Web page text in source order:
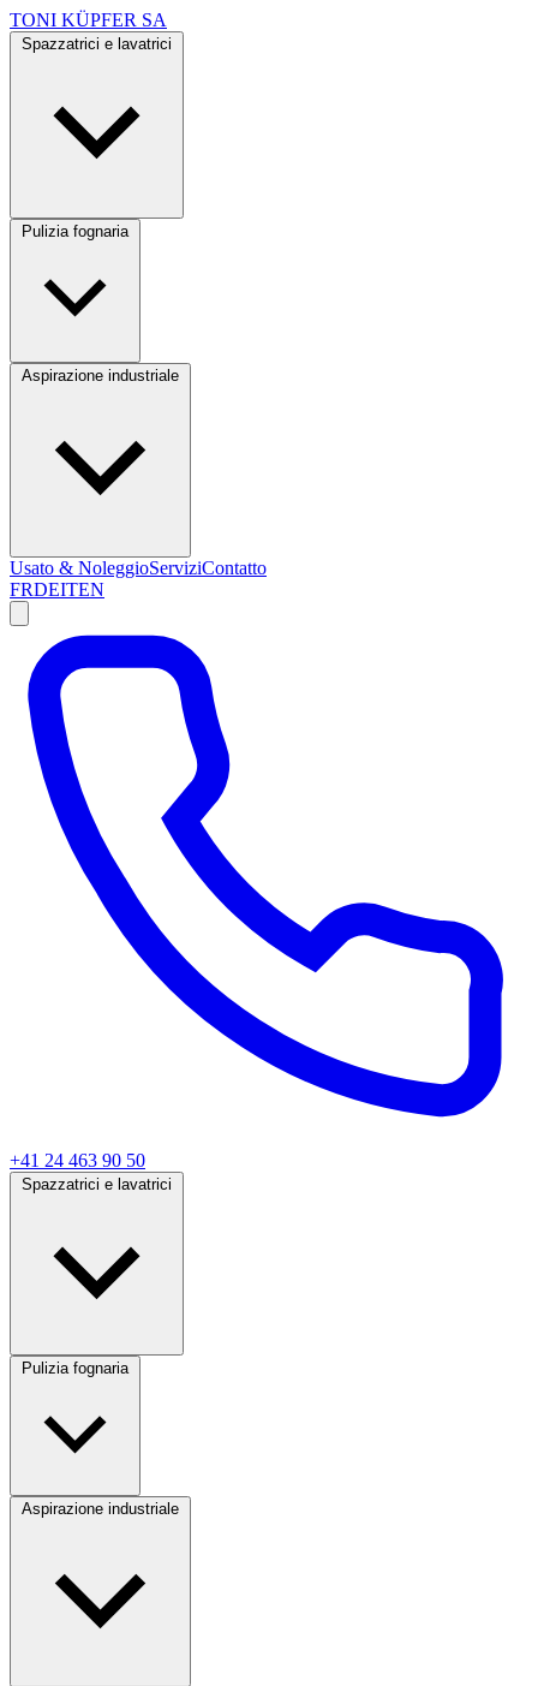
TONI KÜPFER SA
Pulizia fognaria
Usato & NoleggioServiziContatto
FRDEITEN
+41 24 463 90 50
Pulizia fognaria